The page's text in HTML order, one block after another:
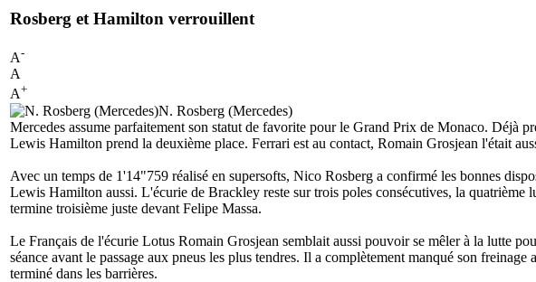
Rosberg et Hamilton verrouillent
A-
A
A+
N. Rosberg (Mercedes)
Mercedes assume parfaitement son statut de favorite pour le Grand Prix de Monaco. Déjà
Lewis Hamilton prend la deuxième place. Ferrari est au contact, Romain Grosjean l'était
Avec un temps de 1'14"759 réalisé en supersofts, Nico Rosberg a confirmé les bonnes
Lewis Hamilton aussi. L'écurie de Brackley reste sur trois poles consécutives, la quatrième
termine troisième juste devant Felipe Massa.
Le Français de l'écurie Lotus Romain Grosjean semblait aussi pouvoir se mêler à la lutte
séance avant le passage aux pneus les plus tendres. Il a complètement manqué son
terminé dans les barrières.